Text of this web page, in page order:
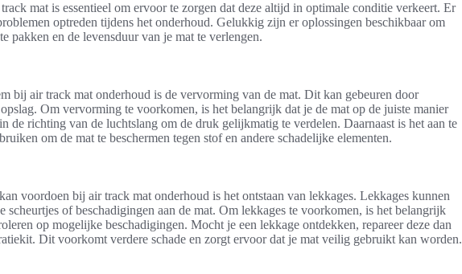
mat is essentieel om ervoor te zorgen dat deze altijd in optimale conditie verkeert. Er
optreden tijdens het onderhoud. Gelukkig zijn er oplossingen beschikbaar om
pakken en de levensduur van je mat te verlengen.
bij air track mat onderhoud is de vervorming van de mat. Dit kan gebeuren door
Om vervorming te voorkomen, is het belangrijk dat je de mat op de juiste manier
de richting van de luchtslang om de druk gelijkmatig te verdelen. Daarnaast is het aan te
om de mat te beschermen tegen stof en andere schadelijke elementen.
voordoen bij air track mat onderhoud is het ontstaan van lekkages. Lekkages kunnen
scheurtjes of beschadigingen aan de mat. Om lekkages te voorkomen, is het belangrijk
op mogelijke beschadigingen. Mocht je een lekkage ontdekken, repareer deze dan
Dit voorkomt verdere schade en zorgt ervoor dat je mat veilig gebruikt kan worden.